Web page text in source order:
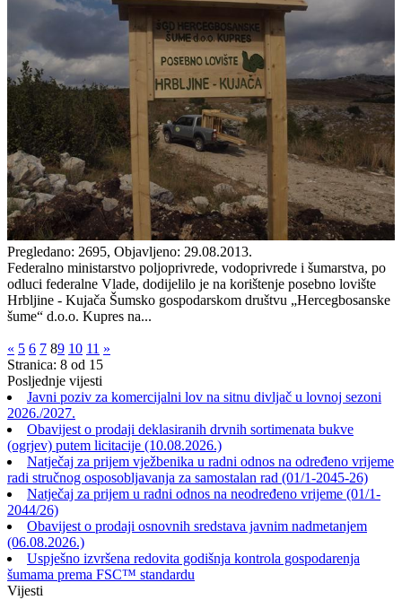
Pregledano: 2695, Objavljeno: 29.08.2013.
Federalno ministarstvo poljoprivrede, vodoprivrede i šumarstva, po
odluci federalne Vlade, dodijelilo je na korištenje posebno lovište
Hrbljine - Kujača Šumsko gospodarskom društvu „Hercegbosanske
šume“ d.o.o. Kupres na...
« 5 6 7 89 10 11 »
Stranica: 8 od 15
Posljednje vijesti
Javni poziv za komercijalni lov na sitnu divljač u lovnoj sezoni
2026./2027.
Obavijest o prodaji deklasiranih drvnih sortimenata bukve
(ogrjev) putem licitacije (10.08.2026.)
Natječaj za prijem vježbenika u radni odnos na određeno vrijeme
radi stručnog osposobljavanja za samostalan rad (01/1-2045-26)
Natječaj za prijem u radni odnos na neodređeno vrijeme (01/1-
2044/26)
Obavijest o prodaji osnovnih sredstava javnim nadmetanjem
(06.08.2026.)
Uspješno izvršena redovita godišnja kontrola gospodarenja
šumama prema FSC™ standardu
Vijesti